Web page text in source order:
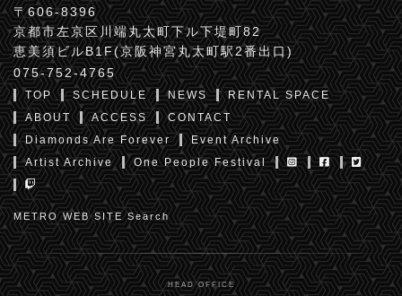
〒606-8396
京都市左京区川端丸太町下ル下堤町82
恵美須ビルB1F(京阪神宮丸太町駅2番出口)
075-752-4765
TOP SCHEDULE NEWS
RENTAL SPACE
ABOUT
ACCESS
CONTACT
Diamonds Are Forever
Event Archive
Artist Archive
One People Festival
METRO WEB SITE Search
HEAD OFFICE